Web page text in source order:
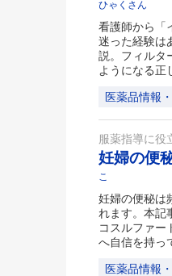
ひゃくさん
看護師から「
迷った経験は
説。フィルタ
ようになる正
医薬品情報
服薬指導に役
妊婦の便
こ
妊婦の便秘は
れます。本記
コスルファー
へ自信を持っ
医薬品情報